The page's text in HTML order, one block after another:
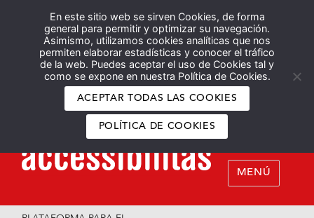
En este sitio web se sirven Cookies, de forma
general para permitir y optimizar su navegación.
Asimismo, utilizamos cookies analíticas que nos
permiten elaborar estadísticas y conocer el tráfico
de la web. Puedes aceptar el uso de Cookies tal y
como se expone en nuestra Política de Cookies.
ACEPTAR TODAS LAS COOKIES
POLÍTICA DE COOKIES
Español English
MENÚ